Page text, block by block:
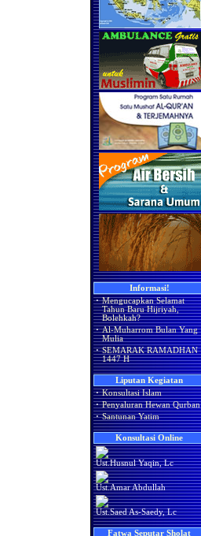
Informasi!
· Mengucapkan Selamat
Tahun Baru Hijriyah,
Bolehkah?
· Al-Muharrom Bulan Yang
Mulia
· SEMARAK RAMADHAN
1447 H
Liputan Kegiatan
· Konsultasi Islam
· Penyaluran Hewan Qurban
· Santunan Yatim
Konsultasi Online
Ust.Husnul Yaqin, Lc
Ust.Amar Abdullah
Ust.Saed As-Saedy, Lc
Fatwa Seputar Sholat